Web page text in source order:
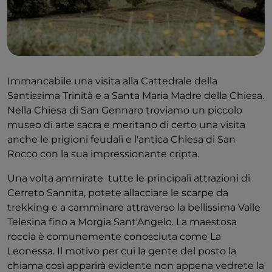
Annibale.
Uno dei grandi spazi aperti che affascina fin da subito
è Piazza San Martino, dove troviamo la Chiesa di San
Martino Vescovo con la sua imponente scalinata.
questo borgo certificato con la Bandiera Arancione
del Touring Club Italiano. Di particolare interesse
sono i bellissimi cartelli stradali in ceramica, così
come gli immancabili ornamenti sulle panchine del
parco e sui lampioni. La tradizione dell'arte della
ceramica è fiorita a Cerreto Sannita dopo il
terremoto, quando molti artigiani vennero a
ricostruire la città, tra cui molti maestri ceramisti che
portarono le loro preziose competenze. Una delle
attrazioni più importanti della città è il Museo Civico
e della Ceramica di Cerreto.
Immancabile una visita alla Cattedrale della
Santissima Trinità e a Santa Maria Madre della Chiesa.
Nella Chiesa di San Gennaro troviamo un piccolo
museo di arte sacra e meritano di certo una visita
anche le prigioni feudali e l'antica Chiesa di San
Rocco con la sua impressionante cripta.
Una volta ammirate tutte le principali attrazioni di
Cerreto Sannita, potete allacciare le scarpe da
trekking e a camminare attraverso la bellissima Valle
Telesina fino a Morgia Sant'Angelo. La maestosa
roccia è comunemente conosciuta come La
Leonessa. Il motivo per cui la gente del posto la
chiama così apparirà evidente non appena vedrete la